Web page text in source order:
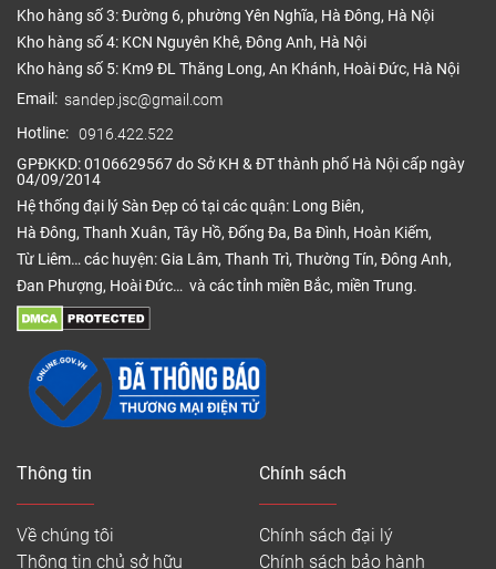
Kho hàng số 3: Đường 6, phường Yên Nghĩa, Hà Đông, Hà Nội
Kho hàng số 4: KCN Nguyên Khê, Đông Anh, Hà Nội
Kho hàng số 5: Km9 ĐL Thăng Long, An Khánh, Hoài Đức, Hà Nội
Email: sandep.jsc@gmail.com
Hotline: 0916.422.522
GPĐKKD: 0106629567 do Sở KH & ĐT thành phố Hà Nội cấp ngày
04/09/2014
Hệ thống đại lý Sàn Đẹp có tại các quận: Long Biên,
Hà Đông, Thanh Xuân, Tây Hồ, Đống Đa, Ba Đình, Hoàn Kiếm,
Từ Liêm… các huyện: Gia Lâm, Thanh Trì, Thường Tín, Đông Anh,
Đan Phượng, Hoài Đức… và các tỉnh miền Bắc, miền Trung.
Thông tin
Về chúng tôi
Thông tin chủ sở hữu
Chính sách
Chính sách đại lý
Chính sách bảo hành